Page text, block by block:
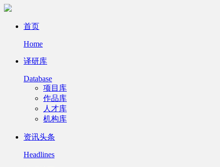
首页
Home
译研库
Database
项目库
作品库
人才库
机构库
资讯头条
Headlines